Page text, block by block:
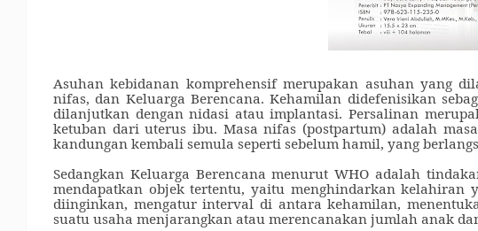
Asuhan kebidanan komprehensif merupakan asuhanyang
nifas, dan Keluarga Berencana. Kehamilan didefenisikan
dilanjutkan dengan nidasi atau implantasi.Persalinan
ketuban dari uterus ibu. Masa nifas (postpartum) adalah
kandungan kembali semula seperti sebelum hamil, yang
Sedangkan Keluarga Berencana menurut WHO adalah
mendapatkan objek tertentu, yaitu menghindarkan
diinginkan, mengatur interval di antara kehamilan,
suatu usaha menjarangkan atau merencanakan jumlah anak